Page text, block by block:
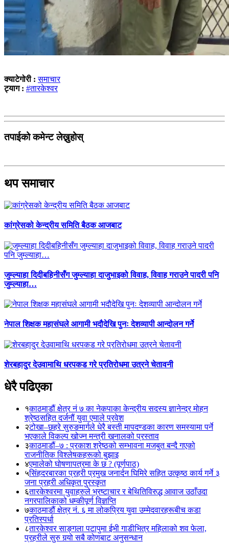
क्याटेगोरी :समाचार
ट्याग : #तारकेश्वर
तपाईको कमेन्ट लेख्नुहोस्
थप समाचार
कांग्रेसको केन्द्रीय समिति बैठक आजबाट
जुम्ल्याहा दिदीबहिनीसँग जुम्ल्याहा दाजुभाइको विवाह, विवाह गराउने पादरी पनि
जुम्ल्याहा…
नेपाल शिक्षक महासंघले आगामी भदौदेखि पुनः देशव्यापी आन्दोलन गर्ने
शेरबहादुर देउवामाथि धरपकड गरे प्रतिरोधमा उत्रने चेतावनी
धेरै पढिएका
१काठमाडौं क्षेत्र नं ७ का नेकपाका केन्द्रीय सदस्य ज्ञानेन्द्र मोहन
श्रेष्ठसहित दर्जनौं युवा एमाले प्रवेश
२टोखा–छहरे सुरुङमार्गले धेरै बस्ती मापदण्डका कारण समस्यामा पर्ने
भएकाले विकल्प खोज्न मन्त्री खनालको प्रस्ताव
३काठमाडौं–७ : प्रकाश श्रेष्ठको सम्भावना मजबुत बन्दै गएको
राजनीतिक विश्लेषकहरूको बुझाइ
४एमालेको घोषणापत्रमा के छ ? (पूर्णपाठ)
५सिंहदरबारका प्रहरी प्रमुख जनार्दन घिमिरे सहित उत्कृष्ठ कार्य गर्ने ३
जना प्रहरी अधिकृत पुरस्कृत
६तारकेश्वरमा युवाहरुले भ्रष्टाचार र बेथितिविरुद्ध आवाज उठाँउदा
नगरपालिकाको धम्कीपूर्ण विज्ञप्ति
७काठमाडौं क्षेत्र नं. ६ मा लोकप्रिय युवा उम्मेदवारहरूबीच कडा
प्रतिस्पर्धा
८तारकेश्वर साङ्गला पटापुमा ईभी गाडीभित्र महिलाको शव फेला,
प्रहरीले सुरु गर्‍यो सबै कोणबाट अनुसन्धान